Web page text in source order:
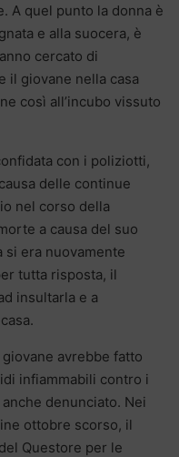
A quel punto la donna è
e alla suocera, è
cercato di
il giovane nella casa
così all’incubo vissuto
con i poliziotti,
delle continue
nel corso della
a causa del suo
si era nuovamente
tutta risposta, il
insultarla e a
avrebbe fatto
infiammabili contro i
denunciato. Nei
ottobre scorso, il
Questore per le